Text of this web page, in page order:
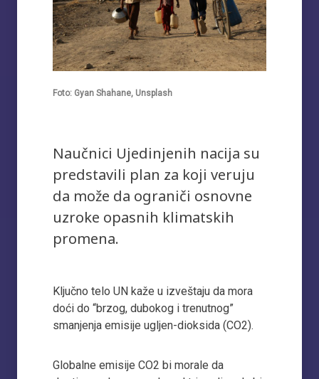
Foto: Gyan Shahane, Unsplash
Naučnici Ujedinjenih nacija su
predstavili plan za koji veruju
da može da ograniči osnovne
uzroke opasnih klimatskih
promena.
Ključno telo UN kaže u izveštaju da mora
doći do “brzog, dubokog i trenutnog”
smanjenja emisije ugljen-dioksida (CO2).
Globalne emisije CO2 bi morale da